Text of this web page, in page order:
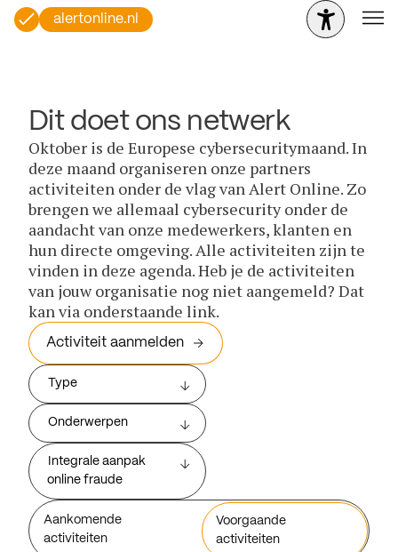
alertonline.nl
Dit doet ons netwerk
Oktober is de Europese cybersecuritymaand. In
deze maand organiseren onze partners
activiteiten onder de vlag van Alert Online. Zo
brengen we allemaal cybersecurity onder de
aandacht van onze medewerkers, klanten en
hun directe omgeving. Alle activiteiten zijn te
vinden in deze agenda. Heb je de activiteiten
van jouw organisatie nog niet aangemeld? Dat
kan via onderstaande link.
Activiteit aanmelden
Type
Onderwerpen
Integrale aanpak
online fraude
Aankomende
activiteiten
Voorgaande
activiteiten